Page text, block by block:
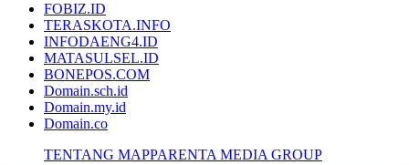
FOBIZ.ID
TERASKOTA.INFO
INFODAENG4.ID
MATASULSEL.ID
BONEPOS.COM
Domain.sch.id
Domain.my.id
Domain.co
TENTANG MAPPARENTA MEDIA GROUP